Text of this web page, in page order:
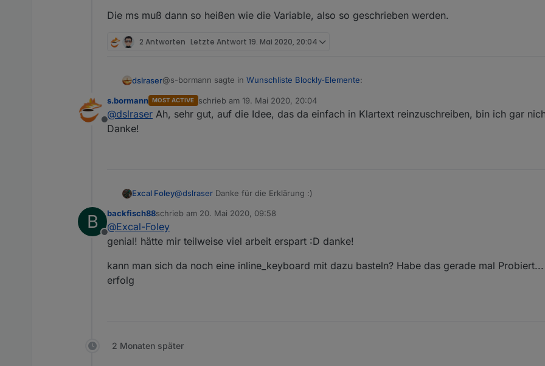
Die ms muß dann so heißen wie die Variable, also so geschrieben werden.
2 Antworten Letzte Antwort 19. Mai 2020, 20:04
dslraser@s-bormann sagte in Wunschliste Blockly-Elemente:
@dslraserBei mir kann ich die ms nur fest einstellen und nicht als Variable "einklicken"
Offline
s.bormann MOST ACTIVE schrieb am 19. Mai 2020, 20:04
zuletzt editiert von
@dslraser Ah, sehr gut, auf die Idee, das da einfach in Klartext reinzuschreiben, bin ich gar
Danke!
Excal Foley@dslraser Danke für die Erklärung :)
@Sandmanyzman kann das einfach mit den allgemeinen Send-Block nachbauen, deshalb würde
B
Offline
backfisch88schrieb am 20. Mai 2020, 09:58
zuletzt editiert von
@Excal-Foley
genial! hätte mir teilweise viel arbeit erspart :D danke!
kann man sich da noch eine inline_keyboard mit dazu basteln? Habe das gerade mal
erfolg
2 Monaten später